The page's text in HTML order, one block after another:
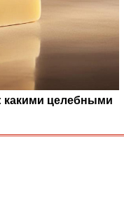
какими целебными